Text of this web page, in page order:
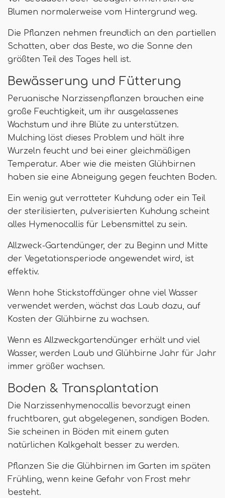
Blumen normalerweise vom Hintergrund weg.
Die Pflanzen nehmen freundlich an den partiellen
Schatten, aber das Beste, wo die Sonne den
größten Teil des Tages hell ist.
Bewässerung und Fütterung
Peruanische Narzissenpflanzen brauchen eine
große Feuchtigkeit, um ihr ausgelassenes
Wachstum und ihre Blüte zu unterstützen.
Mulching löst dieses Problem und hält ihre
Wurzeln feucht und bei einer gleichmäßigen
Temperatur. Aber wie die meisten Glühbirnen
haben sie eine Abneigung gegen feuchten Boden.
Ein wenig gut verrotteter Kuhdung oder ein Teil
der sterilisierten, pulverisierten Kuhdung scheint
alles Hymenocallis für Lebensmittel zu sein.
Allzweck-Gartendünger, der zu Beginn und Mitte
der Vegetationsperiode angewendet wird, ist
effektiv.
Wenn hohe Stickstoffdünger ohne viel Wasser
verwendet werden, wächst das Laub dazu, auf
Kosten der Glühbirne zu wachsen.
Wenn es Allzweckgartendünger erhält und viel
Wasser, werden Laub und Glühbirne Jahr für Jahr
immer größer wachsen.
Boden & Transplantation
Die Narzissenhymenocallis bevorzugt einen
fruchtbaren, gut abgelegenen, sandigen Boden.
Sie scheinen in Böden mit einem guten
natürlichen Kalkgehalt besser zu werden.
Pflanzen Sie die Glühbirnen im Garten im späten
Frühling, wenn keine Gefahr von Frost mehr
besteht.